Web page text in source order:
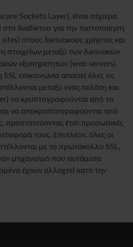
Sockets Layer), είναι σήμερα
διαδίκτυο για την πιστοποίηση
στους δικτυακούς χρήστες και
στοιχείων μεταξύ των δικτυακών
εξυπηρετητών (web servers).
επικοινωνία απαιτεί όλες τις
μεταξύ ενός πελάτη και
να κρυπτογραφούνται από το
να αποκρυπτογραφούνται από
προστατεύοντας έτσι προσωπικές
τους. Επιπλέον, όλες οι
με το πρωτόκολλο SSL,
μηχανισμό που αυτόματα
έχουν αλλαχτεί κατά την